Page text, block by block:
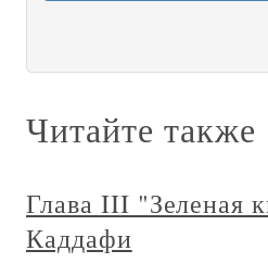
Читайте также
Глава III "Зеленая
Каддафи